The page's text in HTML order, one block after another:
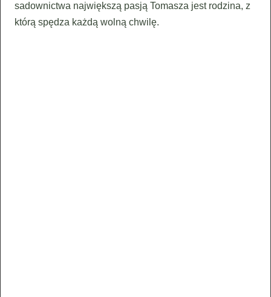
sadownictwa największą pasją Tomasza jest rodzina, z
którą spędza każdą wolną chwilę.